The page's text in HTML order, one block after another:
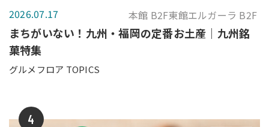
2026.07.17 本館 B2F東館エルガーラ B2F
まちがいない！九州・福岡の定番お土産｜九州銘
菓特集
グルメフロア TOPICS
4